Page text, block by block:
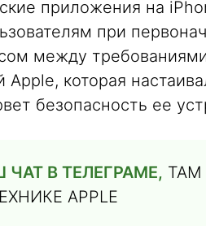
приложения на
при
между
Apple, которая
безопасность ее
В ТЕЛЕГРАМЕ, ТАМ
APPLE